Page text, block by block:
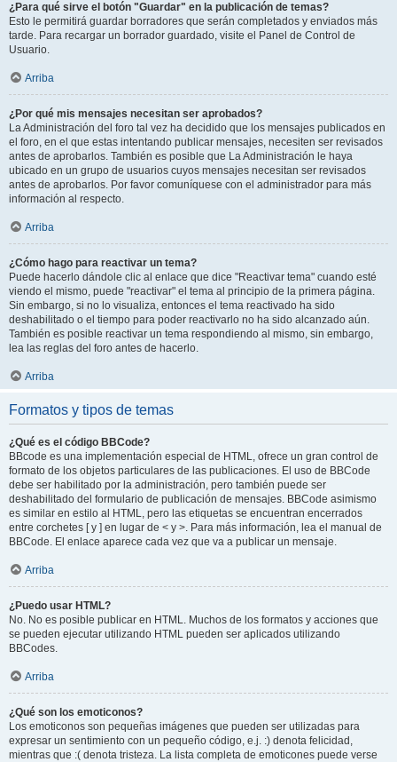
¿Para qué sirve el botón "Guardar" en la publicación de temas?
Esto le permitirá guardar borradores que serán completados y enviados más
tarde. Para recargar un borrador guardado, visite el Panel de Control de
Usuario.
Arriba
¿Por qué mis mensajes necesitan ser aprobados?
La Administración del foro tal vez ha decidido que los mensajes publicados en
el foro, en el que estas intentando publicar mensajes, necesiten ser revisados
antes de aprobarlos. También es posible que La Administración le haya
ubicado en un grupo de usuarios cuyos mensajes necesitan ser revisados
antes de aprobarlos. Por favor comuníquese con el administrador para más
información al respecto.
Arriba
¿Cómo hago para reactivar un tema?
Puede hacerlo dándole clic al enlace que dice "Reactivar tema" cuando esté
viendo el mismo, puede "reactivar" el tema al principio de la primera página.
Sin embargo, si no lo visualiza, entonces el tema reactivado ha sido
deshabilitado o el tiempo para poder reactivarlo no ha sido alcanzado aún.
También es posible reactivar un tema respondiendo al mismo, sin embargo,
lea las reglas del foro antes de hacerlo.
Arriba
Formatos y tipos de temas
¿Qué es el código BBCode?
BBcode es una implementación especial de HTML, ofrece un gran control de
formato de los objetos particulares de las publicaciones. El uso de BBCode
debe ser habilitado por la administración, pero también puede ser
deshabilitado del formulario de publicación de mensajes. BBCode asimismo
es similar en estilo al HTML, pero las etiquetas se encuentran encerrados
entre corchetes [ y ] en lugar de < y >. Para más información, lea el manual de
BBCode. El enlace aparece cada vez que va a publicar un mensaje.
Arriba
¿Puedo usar HTML?
No. No es posible publicar en HTML. Muchos de los formatos y acciones que
se pueden ejecutar utilizando HTML pueden ser aplicados utilizando
BBCodes.
Arriba
¿Qué son los emoticonos?
Los emoticonos son pequeñas imágenes que pueden ser utilizadas para
expresar un sentimiento con un pequeño código, e.j. :) denota felicidad,
mientras que :( denota tristeza. La lista completa de emoticones puede verse